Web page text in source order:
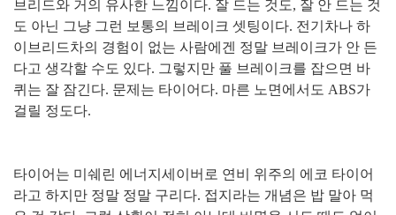
브리드와 거의 유사한 느낌이다. 잘 드는 것도, 잘 안 드는 것
도 아닌 그냥 그런 보통의 브레이크 셋팅이다. 전기차나 하
이브리드차의 경험이 없는 사람에겐 정말 브레이크가 안 든
다고 생각할 수도 있다. 그렇지만 풀 브레이크를 잡으면 바
퀴는 잘 잠긴다. 문제는 타이어다. 마른 노면에서도 ABS가
걸릴 정도다.
타이어는 미쉐린 에너지세이버로 연비 위주의 에코 타이어
라고 하지만 정말 정말 구리다. 접지라는 개념은 밥 말아 먹